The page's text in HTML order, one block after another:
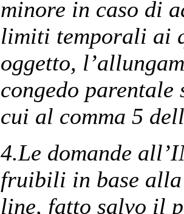
minore in caso di
limiti temporali ai
oggetto,
congedo
cui al comma 5
4.Le domande
fruibili in base alla
line, fatto salvo il